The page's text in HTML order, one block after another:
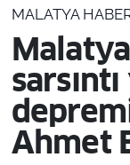
MALATYA
Ahmet
Resmi
Son Dakika
Haber Arşivi